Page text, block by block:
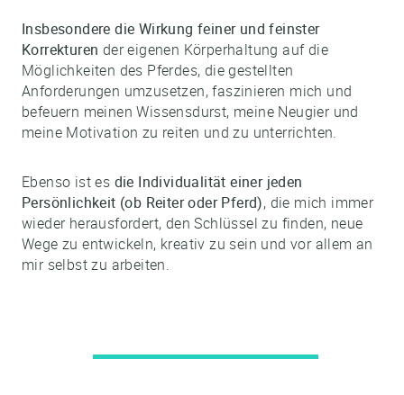
Insbesondere die Wirkung feiner und feinster
Korrekturen der eigenen Körperhaltung auf die
Möglichkeiten des Pferdes, die gestellten
Anforderungen umzusetzen, faszinieren mich und
befeuern meinen Wissensdurst, meine Neugier und
meine Motivation zu reiten und zu unterrichten.
Ebenso ist es die Individualität einer jeden
Persönlichkeit (ob Reiter oder Pferd), die mich immer
wieder herausfordert, den Schlüssel zu finden, neue
Wege zu entwickeln, kreativ zu sein und vor allem an
mir selbst zu arbeiten.